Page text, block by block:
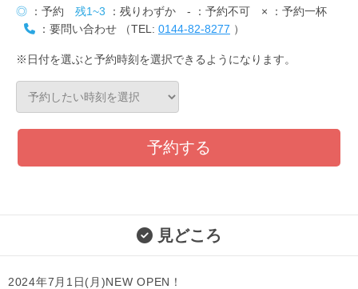
◎ ：予約 残1~3 ：残りわずか - ：予約不可 × ：予約一杯
：要問い合わせ （TEL: 0144-82-8277 ）
※日付を選ぶと予約時刻を選択できるようになります。
予約する
見どころ
2024年7月1日(月)NEW OPEN！